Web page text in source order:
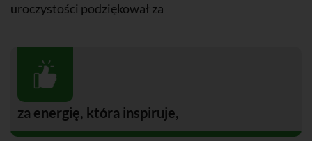
uroczystości podziękował za
za energię, która inspiruje,